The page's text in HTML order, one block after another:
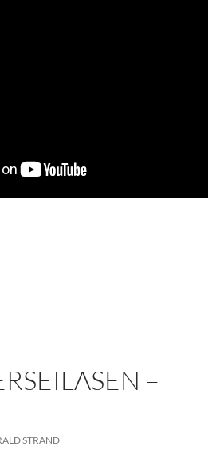
–
STRAND